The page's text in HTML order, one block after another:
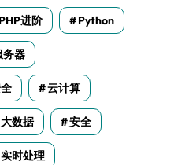
PHP进阶 Python
务器
云计算
大数据 安全
实时处理